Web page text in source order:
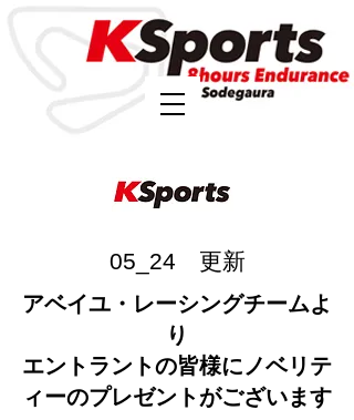
05_24 更新
アベイユ・レーシングチームよ
り
エントラントの皆様にノベリテ
ィーのプレゼントがございます​